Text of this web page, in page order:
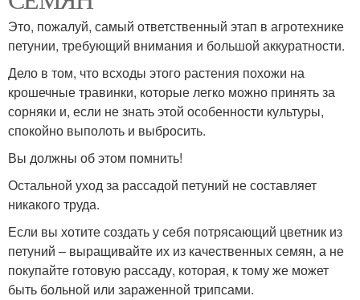
Это, пожалуй, самый ответственный этап в агротехнике
петунии, требующий внимания и большой аккуратности.
Дело в том, что всходы этого растения похожи на
крошечные травинки, которые легко можно принять за
сорняки и, если не знать этой особенности культуры,
спокойно выполоть и выбросить.
Вы должны об этом помнить!
Остальной уход за рассадой петуний не составляет
никакого труда.
Если вы хотите создать у себя потрясающий цветник из
петуний – выращивайте их из качественных семян, а не
покупайте готовую рассаду, которая, к тому же может
быть больной или зараженной трипсами.